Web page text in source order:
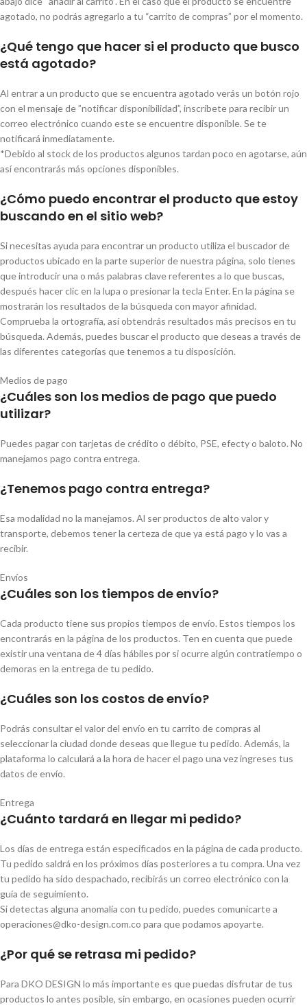
agotado, no podrás agregarlo a tu “carrito de compras” por el momento.
¿Qué tengo que hacer si el producto que busco
está agotado?
Al entrar a un producto que se encuentra agotado verás un botón rojo
con el mensaje de ”notificar disponibilidad”, inscríbete para recibir un
correo electrónico cuando este se encuentre disponible. Se te
notificará inmediatamente.
*Debido al stock de los productos algunos tardan poco en agotarse, aún
así encontrarás más opciones disponibles.
¿Cómo puedo encontrar el producto que estoy
buscando en el sitio web?
Si necesitas ayuda para encontrar un producto utiliza el buscador de
productos ubicado en la parte superior de nuestra página, solo tienes
que introducir una o más palabras clave referentes a lo que buscas,
después hacer clic en la lupa o presionar la tecla Enter. En la página se
mostrarán los resultados de la búsqueda con mayor afinidad.
Comprueba la ortografía, así obtendrás resultados más precisos en tu
búsqueda. Además, puedes buscar el producto que deseas a través de
las diferentes categorías que tenemos a tu disposición.
Medios de pago
¿Cuáles son los medios de pago que puedo
utilizar?
Puedes pagar con tarjetas de crédito o débito, PSE, efecty o baloto. No
manejamos pago contra entrega.
¿Tenemos pago contra entrega?
Esa modalidad no la manejamos. Al ser productos de alto valor y
transporte, debemos tener la certeza de que ya está pago y lo vas a
recibir.
Envíos
¿Cuáles son los tiempos de envío?
Cada producto tiene sus propios tiempos de envío. Estos tiempos los
encontrarás en la página de los productos. Ten en cuenta que puede
existir una ventana de 4 días hábiles por si ocurre algún contratiempo o
demoras en la entrega de tu pedido.
¿Cuáles son los costos de envío?
Podrás consultar el valor del envío en tu carrito de compras al
seleccionar la ciudad donde deseas que llegue tu pedido. Además, la
plataforma lo calculará a la hora de hacer el pago una vez ingreses tus
datos de envío.
Entrega
¿Cuánto tardará en llegar mi pedido?
Los días de entrega están especificados en la página de cada producto.
Tu pedido saldrá en los próximos días posteriores a tu compra. Una vez
tu pedido ha sido despachado, recibirás un correo electrónico con la
guía de seguimiento.
Si detectas alguna anomalía con tu pedido, puedes comunicarte a
operaciones@dko-design.com.co para que podamos apoyarte.
¿Por qué se retrasa mi pedido?
Para DKO DESIGN lo más importante es que puedas disfrutar de tus
productos lo antes posible, sin embargo, en ocasiones pueden ocurrir